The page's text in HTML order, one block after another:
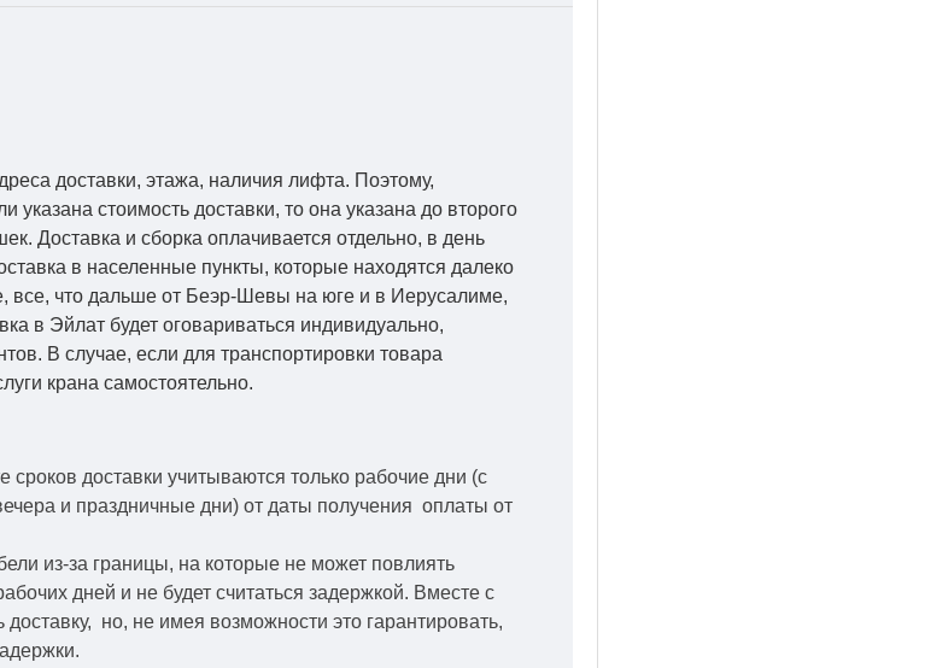
доставки, этажа, наличия лифта. Поэтому,
стоимость доставки, то она указана до второго
Доставка и сборка оплачивается отдельно, в день
в населенные пункты, которые находятся далеко
все, что дальше от Беэр-Шевы на юге и в Иерусалиме,
в Эйлат будет оговариваться индивидуально,
В случае, если для транспортировки товара
крана самостоятельно.
сроков доставки учитываются только рабочие дни (с
и праздничные дни) от даты получения оплаты от
из-за границы, на которые не может повлиять
дней и не будет считаться задержкой. Вместе с
доставку, но, не имея возможности это гарантировать,